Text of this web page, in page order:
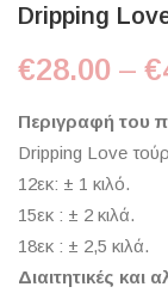
Dripping
€28.00 – €
Περιγραφή του
Dripping Love
12εκ: ± 1 κιλό.
15εκ : ± 2 κιλά.
18εκ : ± 2,5 κιλά.
Διαιτητικές και